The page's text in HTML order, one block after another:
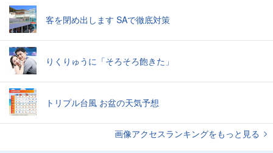
客を閉め出します SAで徹底対策
りくりゅうに「そろそろ飽きた」
トリプル台風 お盆の天気予想
画像アクセスランキングをもっと見る